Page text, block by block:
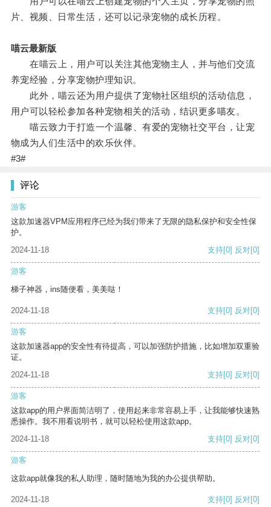
片、视频、日常生活，还可以记录宠物的成长历程。
喵云最新版
在喵云上，用户可以关注其他宠物主人，并与他们交流
养宠经验，分享宠物护理知识。
此外，喵云还为用户提供了宠物社区组织的活动信息，
用户可以轻松参加各种宠物相关的活动，结识更多喵友。
喵云致力于打造一个温馨、有爱的宠物社交平台，让宠
物成为人们生活中的欢乐伙伴。
#3#
评论
游客
这款加速器VPM应用程序已经为我们带来了无限的隐私保护和安全性保
护。
2024-11-18
支持[0] 反对[0]
游客
梯子神器，ins随便看，美美哒！
2024-11-18 支持[0] 反对[0]
游客
这款加速器app的安全性有待提高，可以加强防护措施，比如增加双重验
证。
2024-11-18
支持[0] 反对[0]
游客
这款app的用户界面简洁明了，使用起来非常容易上手，让我能够快速熟
悉操作。我不用看说明书，就可以轻松使用这款app。
2024-11-18
支持[0] 反对[0]
游客
这款app就像我的私人助理，随时随地为我的办公提供帮助。
2024-11-18 支持[0] 反对[0]